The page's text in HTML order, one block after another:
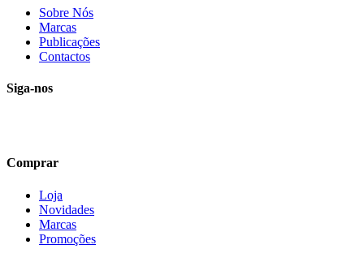
Sobre Nós
Marcas
Publicações
Contactos
Siga-nos
Comprar
Loja
Novidades
Marcas
Promoções